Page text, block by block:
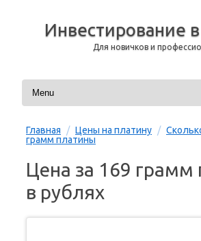
Инвестирование
Для новичков и
Перейти к содержимому
Главная / Цены на платину /
грамм платины
Цена за 169 грамм
в рублях